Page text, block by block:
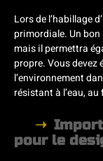
Lors de l’habillage
primordiale. Un
mais il permettra
propre. Vous devez
l’environnement
résistant à l’eau,
pour le